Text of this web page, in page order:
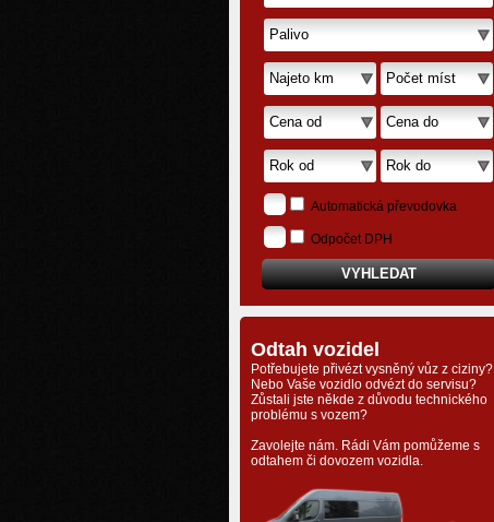
Automatická převodovka
Odpočet DPH
Odtah vozidel
Potřebujete přivézt vysněný vůz z ciziny?
Nebo Vaše vozidlo odvézt do servisu?
Zůstali jste někde z důvodu technického
problému s vozem?
Zavolejte nám. Rádi Vám pomůžeme s
odtahem či dovozem vozidla.